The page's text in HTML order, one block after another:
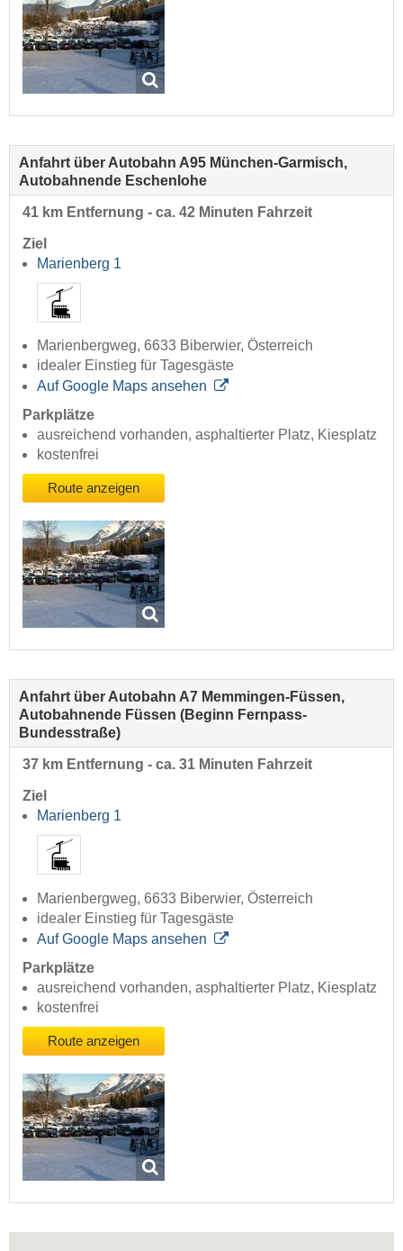
Anfahrt über Autobahn A95 München-Garmisch,
Autobahnende Eschenlohe
41 km Entfernung - ca. 42 Minuten Fahrzeit
Ziel
Marienberg 1
Marienbergweg, 6633 Biberwier, Österreich
idealer Einstieg für Tagesgäste
Auf Google Maps ansehen
Parkplätze
ausreichend vorhanden, asphaltierter Platz, Kiesplatz
kostenfrei
Route anzeigen
Anfahrt über Autobahn A7 Memmingen-Füssen,
Autobahnende Füssen (Beginn Fernpass-
Bundesstraße)
37 km Entfernung - ca. 31 Minuten Fahrzeit
Ziel
Marienberg 1
Marienbergweg, 6633 Biberwier, Österreich
idealer Einstieg für Tagesgäste
Auf Google Maps ansehen
Parkplätze
ausreichend vorhanden, asphaltierter Platz, Kiesplatz
kostenfrei
Route anzeigen